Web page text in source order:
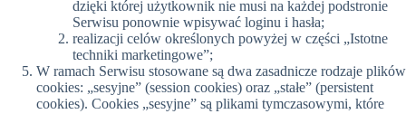
dzięki której użytkownik nie musi na każdej podstronie
Serwisu ponownie wpisywać loginu i hasła;
realizacji celów określonych powyżej w części „Istotne
techniki marketingowe”;
W ramach Serwisu stosowane są dwa zasadnicze rodzaje plików
cookies: „sesyjne” (session cookies) oraz „stałe” (persistent
cookies). Cookies „sesyjne” są plikami tymczasowymi, które